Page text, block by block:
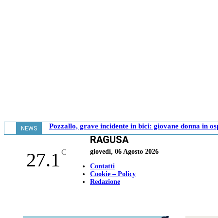
NEWS Pozzallo, grave incidente in bici: giovane donna in
27.1 C
RAGUSA
giovedì, 06 Agosto 2026
Contatti
Cookie – Policy
Redazione